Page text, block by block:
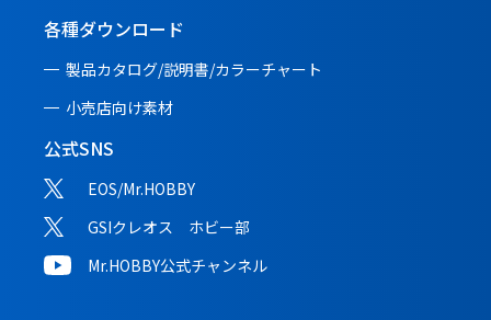
各種ダウンロード
製品カタログ/説明書/カラーチャート
小売店向け素材
公式SNS
EOS/Mr.HOBBY
GSIクレオス ホビー部
Mr.HOBBY公式チャンネル